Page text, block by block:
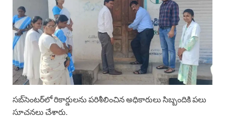
సబ్‌సెంటర్‌లో రికార్డులను పరిశీలించిన అధికారులు సిబ్బందికి పలు
సూచనలు చేశారు.